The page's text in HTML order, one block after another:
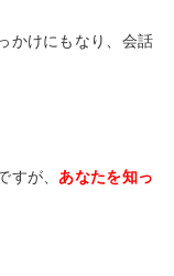
かけにもなり、会話
すが、 あなたを知っ